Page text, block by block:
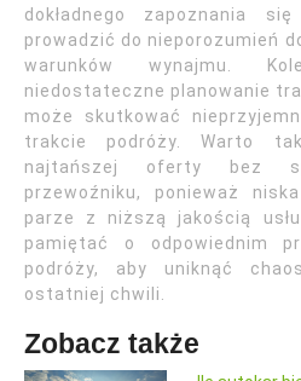
dokładnego zapoznania
prowadzić do nieporozumień
warunków wynajmu.
niedostateczne planowanie
może skutkować
trakcie podróży. Warto
najtańszej oferty bez
przewoźniku, ponieważ
parze z niższą jakością
pamiętać o odpowiednim
podróży, aby uniknąć
ostatniej chwili.
Zobacz także